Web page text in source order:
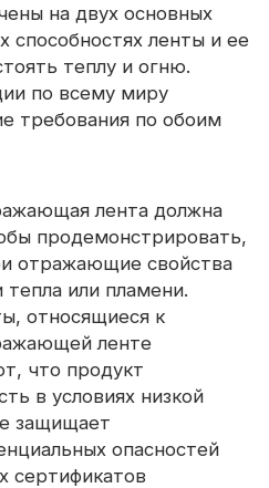
на двух основных
ленты и ее
теплу и огню.
по всему миру
требования по обоим
лента должна
продемонстрировать,
отражающие свойства
или пламени.
относящиеся к
ленте
что продукт
в условиях низкой
защищает
опасностей
сертификатов